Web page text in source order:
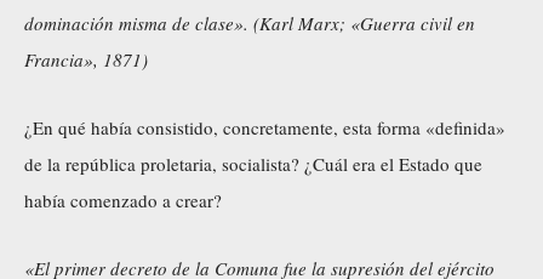
dominación misma de clase». (Karl Marx; «Guerra civil en
Francia», 1871)
¿En qué había consistido, concretamente, esta forma «definida»
de la república proletaria, socialista? ¿Cuál era el Estado que
había comenzado a crear?
«El primer decreto de la Comuna fue la supresión del ejército